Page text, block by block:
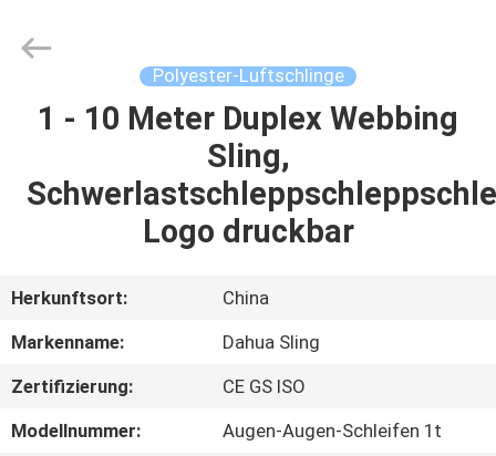
HAUS
PRODUKTE
UNS
AUSFLUG
Rights
Reserved.
Polyester-Luftschlinge
1 - 10 Meter Duplex Webbing
Sling,
Logo druckbar
Herkunftsort:
China
Markenname:
Dahua Sling
Zertifizierung:
CE GS ISO
Modellnummer:
Augen-Augen-Schleifen 1t